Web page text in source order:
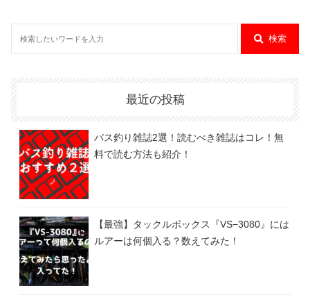
検索
最近の投稿
バス釣り雑誌2選！読むべき雑誌はコレ！無
料で読む方法も紹介！
【最強】タックルボックス『VS−3080』には
ルアーは何個入る？数えてみた！